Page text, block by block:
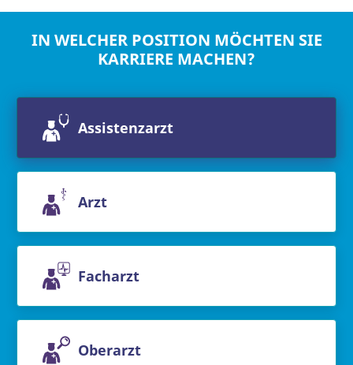
IN WELCHER POSITION MÖCHTEN SIE
KARRIERE MACHEN?
Assistenzarzt
Arzt
Facharzt
Oberarzt